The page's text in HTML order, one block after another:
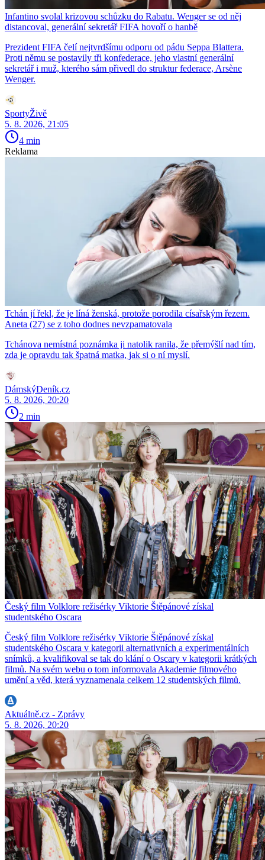
Infantino svolal krizovou schůzku do Rabatu. Wenger se od něj
distancoval, generální sekretář FIFA hovoří o hanbě
Prezident FIFA čelí nejtvrdšímu odporu od pádu Seppa Blattera.
Proti němu se postavily tři konfederace, jeho vlastní generální
sekretář i muž, kterého sám přivedl do struktur federace, Arsène
Wenger.
SportyŽivě
5. 8. 2026, 21:05
4 min
Reklama
Tchán jí řekl, že je líná ženská, protože porodila císařským řezem.
Aneta (27) se z toho dodnes nevzpamatovala
Tchánova nemístná poznámka ji natolik ranila, že přemýšlí nad tím,
zda je opravdu tak špatná matka, jak si o ní myslí.
DámskýDeník.cz
5. 8. 2026, 20:20
2 min
Český film Volklore režisérky Viktorie Štěpánové získal
studentského Oscara
Český film Volklore režisérky Viktorie Štěpánové získal
studentského Oscara v kategorii alternativních a experimentálních
snímků, a kvalifikoval se tak do klání o Oscary v kategorii krátkých
filmů. Na svém webu o tom informovala Akademie filmového
umění a věd, která vyznamenala celkem 12 studentských filmů.
Aktuálně.cz - Zprávy
5. 8. 2026, 20:20